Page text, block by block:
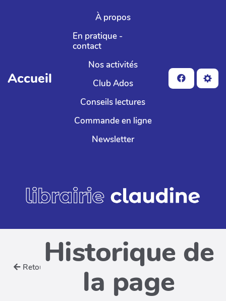
Aller au contenu principal
Accueil
À propos
En pratique -
contact
Nos activités
Club Ados
Conseils lectures
Commande en ligne
Newsletter
Retour Historique de
la page